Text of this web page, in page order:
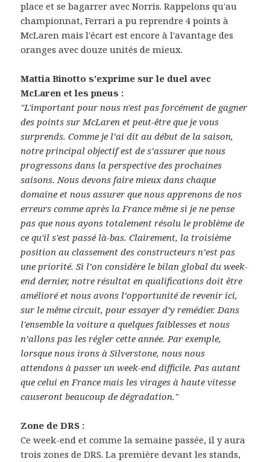
place et se bagarrer avec Norris. Rappelons qu'au
championnat, Ferrari a pu reprendre 4 points à
McLaren mais l'écart est encore à l'avantage des
oranges avec douze unités de mieux.
Mattia Binotto s'exprime sur le duel avec
McLaren et les pneus :
"L'important pour nous n'est pas forcément de gagner
des points sur McLaren et peut-être que je vous
surprends. Comme je l’ai dit au début de la saison,
notre principal objectif est de s’assurer que nous
progressons dans la perspective des prochaines
saisons. Nous devons faire mieux dans chaque
domaine et nous assurer que nous apprenons de nos
erreurs comme après la France même si je ne pense
pas que nous ayons totalement résolu le problème de
ce qu'il s'est passé là-bas. Clairement, la troisième
position au classement des constructeurs n’est pas
une priorité. Si l’on considère le bilan global du week-
end dernier, notre résultat en qualifications doit être
amélioré et nous avons l’opportunité de revenir ici,
sur le même circuit, pour essayer d’y remédier. Dans
l'ensemble la voiture a quelques faiblesses et nous
n’allons pas les régler cette année. Par exemple,
lorsque nous irons à Silverstone, nous nous
attendons à passer un week-end difficile. Pas autant
que celui en France mais les virages à haute vitesse
causeront beaucoup de dégradation."
Zone de DRS :
Ce week-end et comme la semaine passée, il y aura
trois zones de DRS. La première devant les stands,